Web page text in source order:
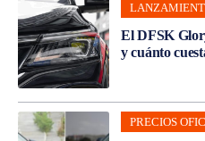
El DFSK
y cuánto
PRECIOS